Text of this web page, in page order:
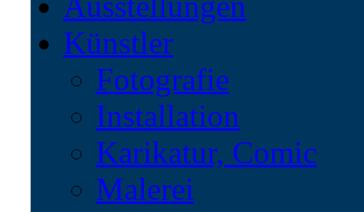
Künstler
Fotografie
Installation
Karikatur, Comic
Malerei